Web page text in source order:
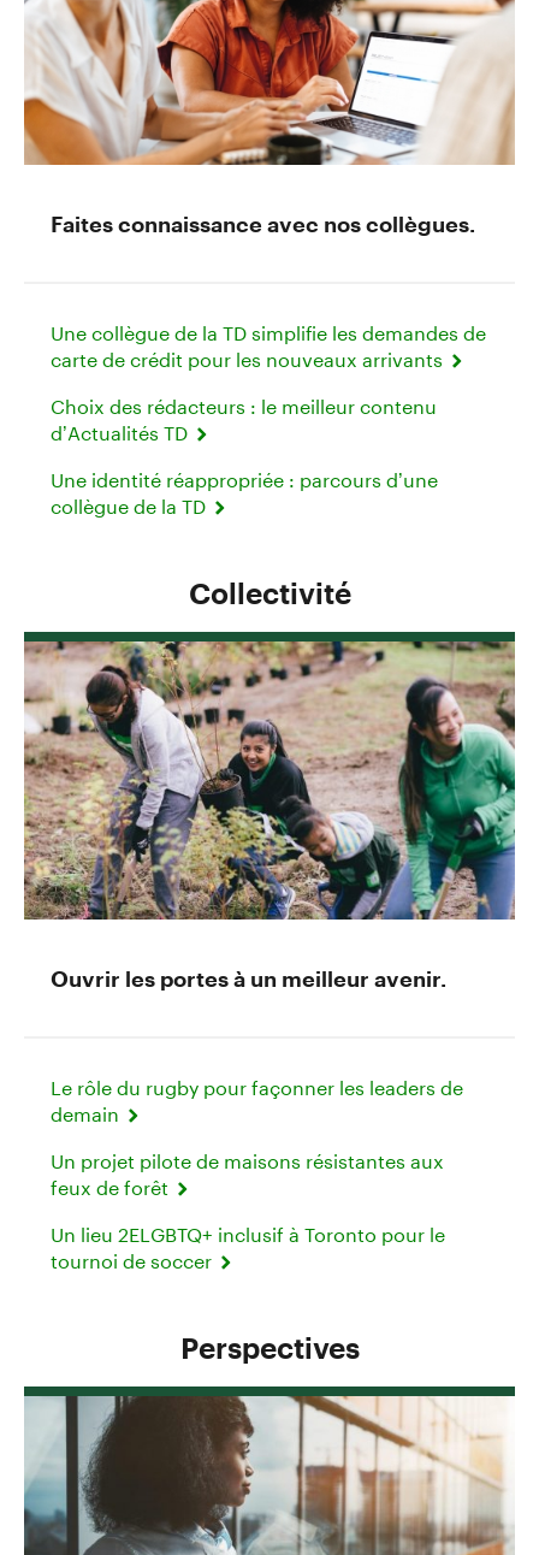
Faites connaissance avec nos collègues.
Une collègue de la TD simplifie les demandes de
carte de crédit pour les nouveaux arrivants
Choix des rédacteurs : le meilleur contenu
d’Actualités TD
Une identité réappropriée : parcours d’une
collègue de la TD
Collectivité
Ouvrir les portes à un meilleur avenir.
Le rôle du rugby pour façonner les leaders de
demain
Un projet pilote de maisons résistantes aux
feux de forêt
Un lieu 2ELGBTQ+ inclusif à Toronto pour le
tournoi de soccer
Perspectives